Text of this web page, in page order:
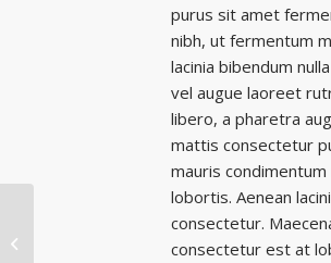
purus sit amet
nibh, ut fermentum
lacinia bibendum
vel augue laoreet
libero, a pharetra
mattis consectetur
mauris
lobortis. Aenean
consectetur.
consectetur est at
Awesome WordPress Themes